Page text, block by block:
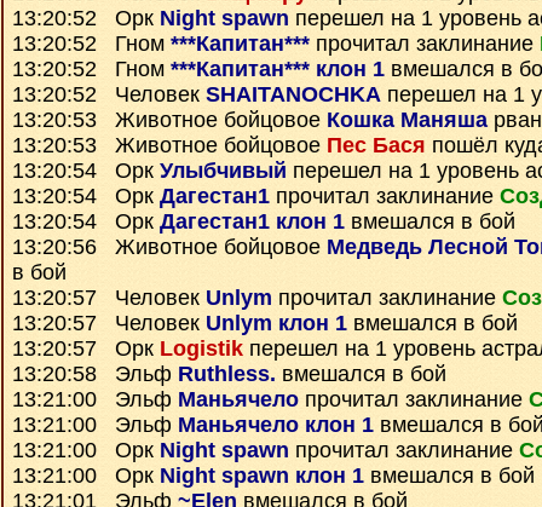
13:20:52 Орк Night spawn перешел на 1 уровень
13:20:52 Гном ***Капитан*** прочитал заклинание
13:20:52 Гном ***Капитан*** клон 1 вмешался в
13:20:52 Человек SHAITANOCHKA перешел на 1
13:20:53 Животное бойцовое Кошка Маняша
13:20:53 Животное бойцовое Пес Бася пошёл
13:20:54 Орк Улыбчивый перешел на 1 уровень
13:20:54 Орк Дагестан1 прочитал заклинание
13:20:54 Орк Дагестан1 клон 1 вмешался в бой
13:20:56 Животное бойцовое Медведь Лесной
в бой
13:20:57 Человек Unlym прочитал заклинание
13:20:57 Человек Unlym клон 1 вмешался в бой
13:20:57 Орк Logistik перешел на 1 уровень
13:20:58 Эльф Ruthless. вмешался в бой
13:21:00 Эльф Маньячело прочитал заклинание
13:21:00 Эльф Маньячело клон 1 вмешался в
13:21:00 Орк Night spawn прочитал заклинание
13:21:00 Орк Night spawn клон 1 вмешался в бой
13:21:01 Эльф ~Elen вмешался в бой